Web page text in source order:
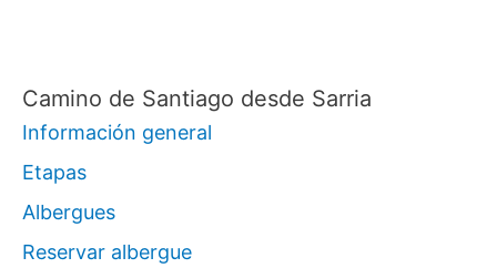
Camino de Santiago desde Sarria
Información general
Etapas
Albergues
Reservar albergue